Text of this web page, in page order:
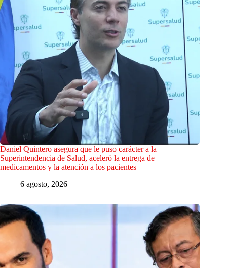
Daniel Quintero asegura que le puso carácter a la
Superintendencia de Salud, aceleró la entrega de
medicamentos y la atención a los pacientes
6 agosto, 2026